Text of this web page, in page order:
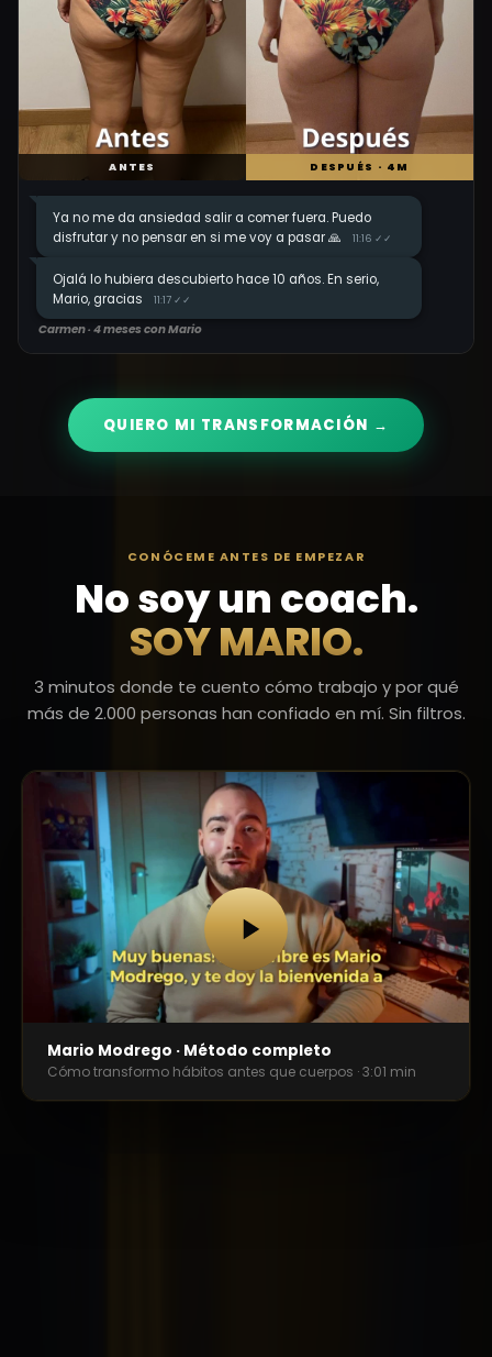
ANTES DESPUÉS · 4M
Ya no me da ansiedad salir a comer fuera. Puedo
disfrutar y no pensar en si me voy a pasar 🙏
11:16 ✓✓
Ojalá lo hubiera descubierto hace 10 años. En serio,
Mario, gracias
11:17 ✓✓
Carmen · 4 meses con Mario
QUIERO MI TRANSFORMACIÓN →
CONÓCEME ANTES DE EMPEZAR
No soy un coach.
SOY MARIO.
3 minutos donde te cuento cómo trabajo y por qué
más de 2.000 personas han confiado en mí. Sin filtros.
Mario Modrego · Método completo
Cómo transformo hábitos antes que cuerpos · 3:01 min